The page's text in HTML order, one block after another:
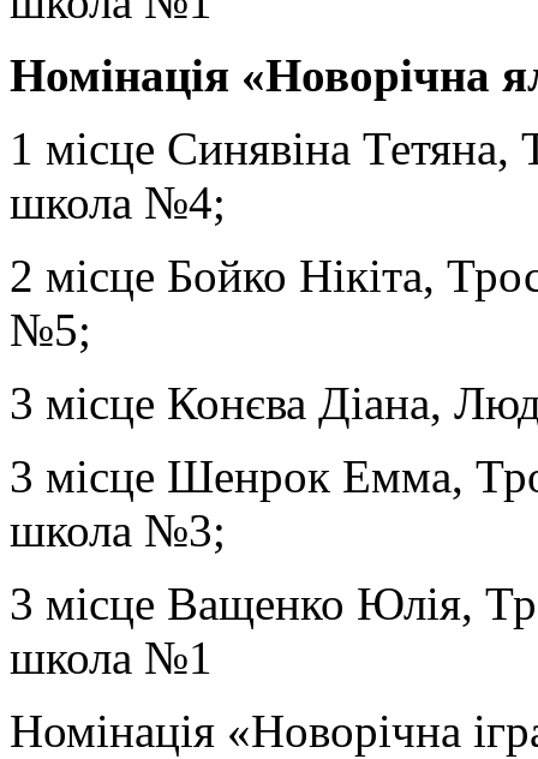
Номінація «Новорічна
1 місце Синявіна Тетяна,
школа №4;
2 місце Бойко Нікіта,
№5;
3 місце Конєва Діана,
3 місце Шенрок Емма,
школа №3;
3 місце Ващенко Юлія,
школа №1
Номінація «Новорічна